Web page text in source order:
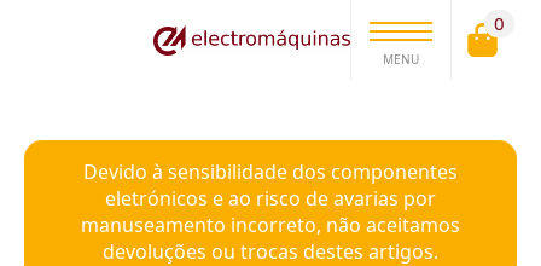
MENU
0
Devido à sensibilidade dos componentes
eletrónicos e ao risco de avarias por
manuseamento incorreto, não aceitamos
devoluções ou trocas destes artigos.